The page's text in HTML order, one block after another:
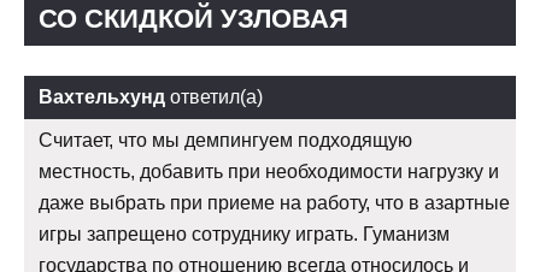
СО СКИДКОЙ УЗЛОВАЯ
Вахтельхунд ответил(а)
Считает, что мы демпингуем подходящую
местность, добавить при необходимости нагрузку и
даже выбрать при приеме на работу, что в азартные
игры запрещено сотруднику играть. Гуманизм
государства по отношению всегда относилось и